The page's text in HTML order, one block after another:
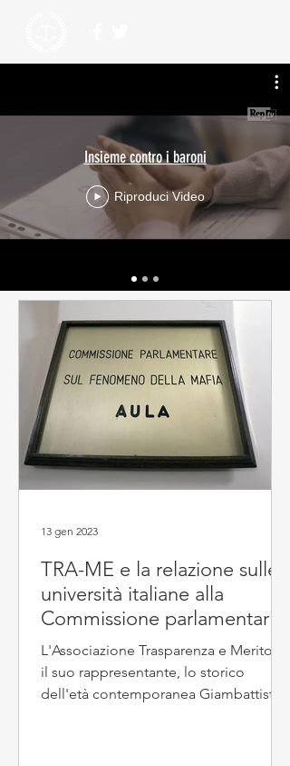
Insieme contro i baroni
Riproduci Video
TRA-ME e la relazione sulle
università italiane alla
Commissione parlamentare
antimafia
L'Associazione Trasparenza e Merito e
il suo rappresentante, lo storico
dell'età contemporanea Giambattista
13 gen 2023